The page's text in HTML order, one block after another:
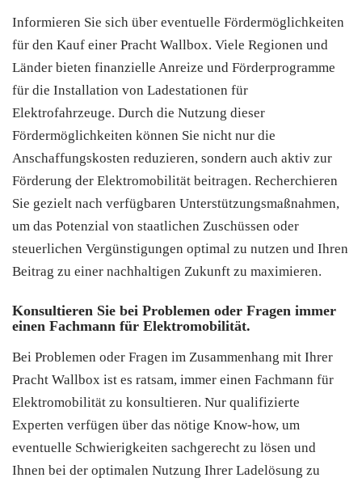
Informieren Sie sich über eventuelle Fördermöglichkeiten
für den Kauf einer Pracht Wallbox. Viele Regionen und
Länder bieten finanzielle Anreize und Förderprogramme
für die Installation von Ladestationen für
Elektrofahrzeuge. Durch die Nutzung dieser
Fördermöglichkeiten können Sie nicht nur die
Anschaffungskosten reduzieren, sondern auch aktiv zur
Förderung der Elektromobilität beitragen. Recherchieren
Sie gezielt nach verfügbaren Unterstützungsmaßnahmen,
um das Potenzial von staatlichen Zuschüssen oder
steuerlichen Vergünstigungen optimal zu nutzen und Ihren
Beitrag zu einer nachhaltigen Zukunft zu maximieren.
Konsultieren Sie bei Problemen oder Fragen immer
einen Fachmann für Elektromobilität.
Bei Problemen oder Fragen im Zusammenhang mit Ihrer
Pracht Wallbox ist es ratsam, immer einen Fachmann für
Elektromobilität zu konsultieren. Nur qualifizierte
Experten verfügen über das nötige Know-how, um
eventuelle Schwierigkeiten sachgerecht zu lösen und
Ihnen bei der optimalen Nutzung Ihrer Ladelösung zu